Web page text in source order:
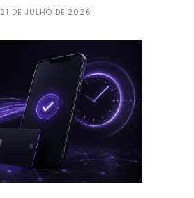
21 DE JULHO DE 2026